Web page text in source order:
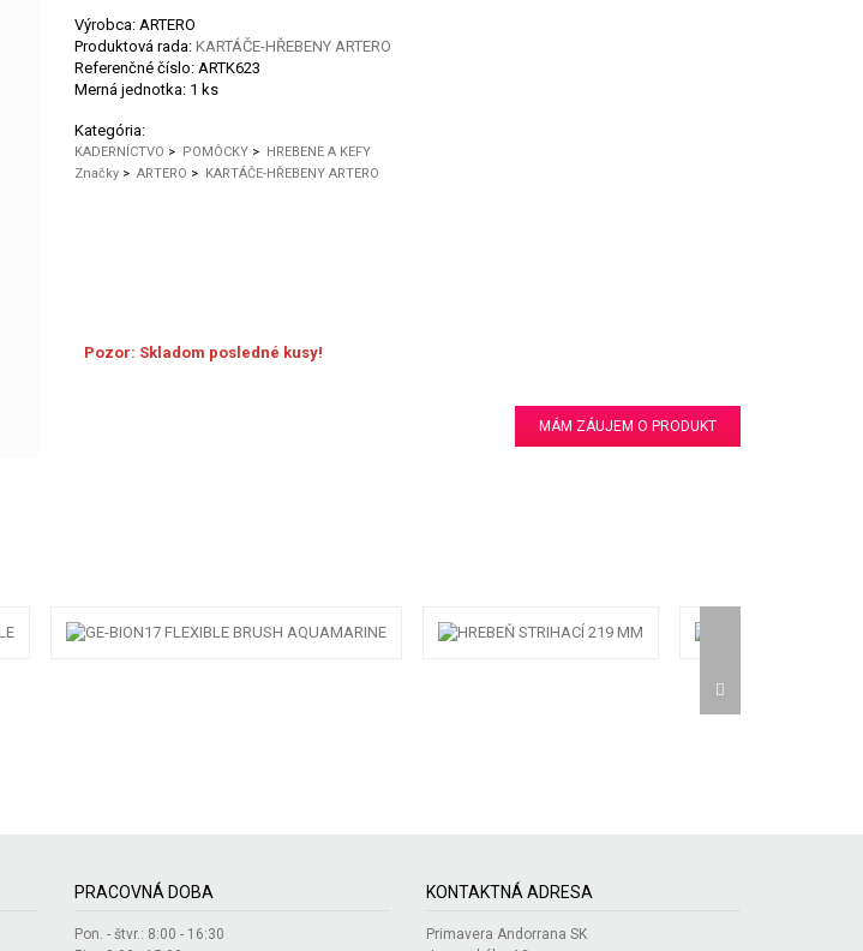
Výrobca: ARTERO
Produktová rada: KARTÁČE-HŘEBENY ARTERO
Referenčné číslo: ARTK623
Merná jednotka: 1 ks
Kategória:
KADERNÍCTVO > POMÔCKY > HREBENE A KEFY
Značky > ARTERO > KARTÁČE-HŘEBENY ARTERO
Pozor: Skladom posledné kusy!
MÁM ZÁUJEM O PRODUKT
PRACOVNÁ DOBA
Pon. - štvr.: 8:00 - 16:30
KONTAKTNÁ ADRESA
Primavera Andorrana SK